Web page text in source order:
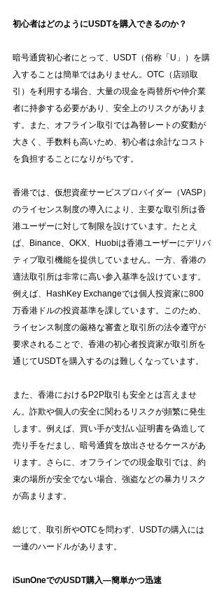
初心者はどのようにUSDTを購入できるのか？
暗号通貨初心者にとって、USDT（俗称「U」）を購
入することは簡単ではありません。OTC（店頭取
引）を利用する場合、大量の現金を両替所や仲介業
者に持参する必要があり、安全上のリスクがありま
す。また、オフライン取引では為替レートの変動が
大きく、手数料も高いため、初心者は余計なコスト
を負担することになりがちです。
香港では、仮想資産サービスプロバイダー（VASP）
のライセンス制度の導入により、主要な取引所は香
港ユーザーに対して制限を設けています。たとえ
ば、Binance、OKX、Huobiは香港ユーザーにデリバ
ティブ取引機能を提供していません。一方、香港の
適法取引所は非常に高い参入基準を設けています。
例えば、HashKey Exchangeでは個人投資家に800
万香港ドルの投資基準を課しています。このため、
ライセンス制度の厳格な審査と取引所の法令遵守が
要求されることで、香港の初心者投資家が取引所を
通じてUSDTを購入するのは難しくなっています。
また、香港におけるP2P取引も安全とは言えませ
ん。詐欺や個人の安全に関わるリスクが頻繁に発生
します。例えば、買い手が支払い証明書を偽造して
売り手をだまし、暗号通貨を放出させるケースがあ
ります。さらに、オフラインでの現金取引では、約
束の場所が安全でない場合、強盗などの暴力リスク
が高まります。
総じて、取引所やOTCを問わず、USDTの購入には
一連のハードルがあります。
iSunOneでのUSDT購入—簡単かつ迅速